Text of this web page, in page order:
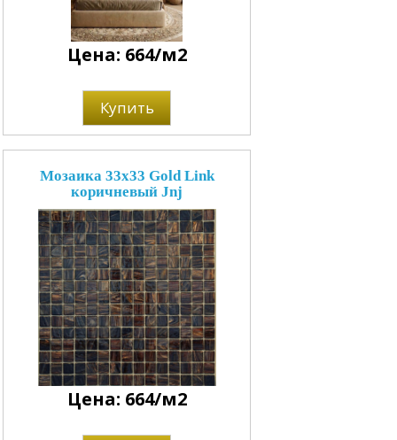
Цена: 664/м2
Купить
Мозаика 33x33 Gold Link
коричневый Jnj
Цена: 664/м2